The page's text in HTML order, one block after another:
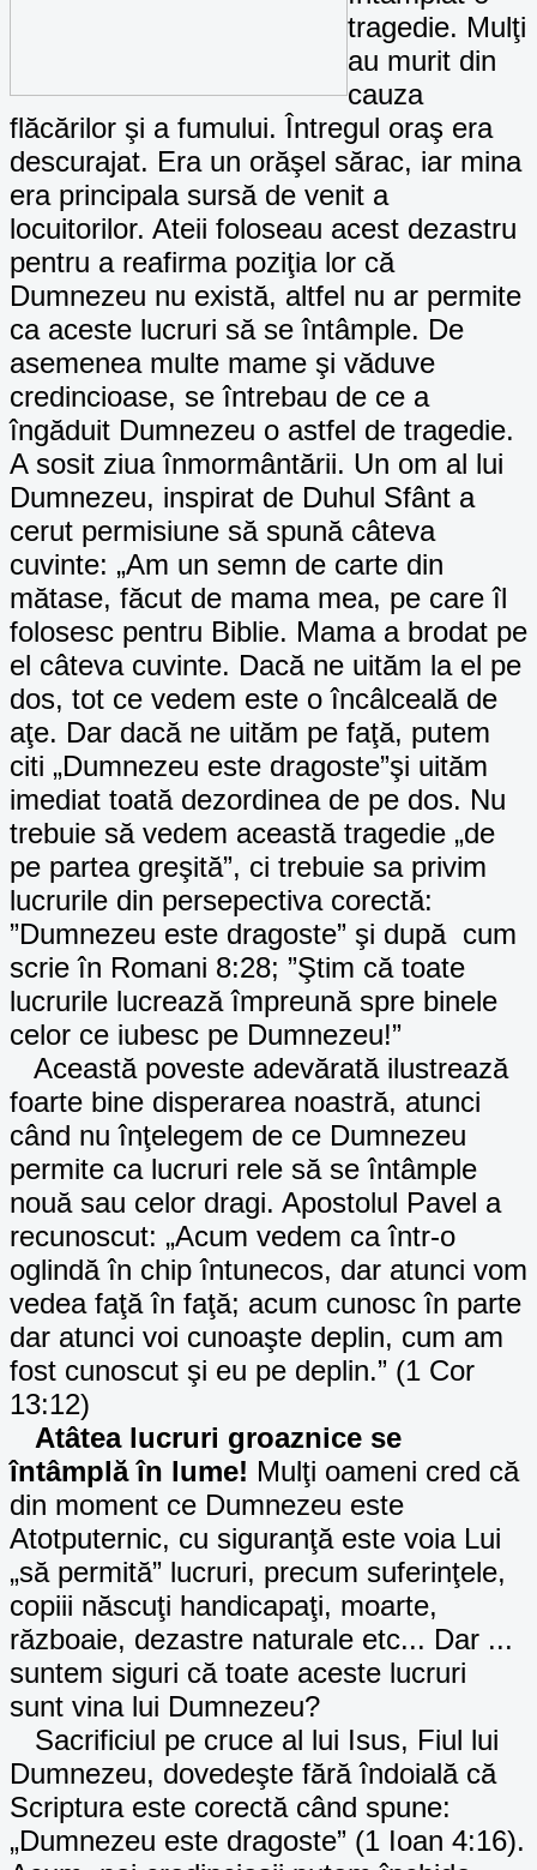
tragedie. Mulţi
au murit din
cauza
flăcărilor şi a fumului. Întregul oraş era
descurajat. Era un orăşel sărac, iar mina
era principala sursă de venit a
locuitorilor. Ateii foloseau acest dezastru
pentru a reafirma poziţia lor că
Dumnezeu nu există, altfel nu ar permite
ca aceste lucruri să se întâmple. De
asemenea multe mame şi văduve
credincioase, se întrebau de ce a
îngăduit Dumnezeu o astfel de tragedie.
A sosit ziua înmormântării. Un om al lui
Dumnezeu, inspirat de Duhul Sfânt a
cerut permisiune să spună câteva
cuvinte: „Am un semn de carte din
mătase, făcut de mama mea, pe care îl
folosesc pentru Biblie. Mama a brodat pe
el câteva cuvinte. Dacă ne uităm la el pe
dos, tot ce vedem este o încâlceală de
aţe. Dar dacă ne uităm pe faţă, putem
citi „Dumnezeu este dragoste”şi uităm
imediat toată dezordinea de pe dos. Nu
trebuie să vedem această tragedie „de
pe partea greşită”, ci trebuie sa privim
lucrurile din persepectiva corectă:
”Dumnezeu este dragoste” şi după cum
scrie în Romani 8:28; ”Ştim că toate
lucrurile lucrează împreună spre binele
celor ce iubesc pe Dumnezeu!”
Această poveste adevărată ilustrează
foarte bine disperarea noastră, atunci
când nu înţelegem de ce Dumnezeu
permite ca lucruri rele să se întâmple
nouă sau celor dragi. Apostolul Pavel a
recunoscut: „Acum vedem ca într-o
oglindă în chip întunecos, dar atunci vom
vedea faţă în faţă; acum cunosc în parte
dar atunci voi cunoaşte deplin, cum am
fost cunoscut şi eu pe deplin.” (1 Cor
13:12)
Atâtea lucruri groaznice se
întâmplă în lume! Mulţi oameni cred că
din moment ce Dumnezeu este
Atotputernic, cu siguranţă este voia Lui
„să permită” lucruri, precum suferinţele,
copiii născuţi handicapaţi, moarte,
războaie, dezastre naturale etc... Dar ...
suntem siguri că toate aceste lucruri
sunt vina lui Dumnezeu?
Sacrificiul pe cruce al lui Isus, Fiul lui
Dumnezeu, dovedeşte fără îndoială că
Scriptura este corectă când spune:
„Dumnezeu este dragoste” (1 Ioan 4:16).